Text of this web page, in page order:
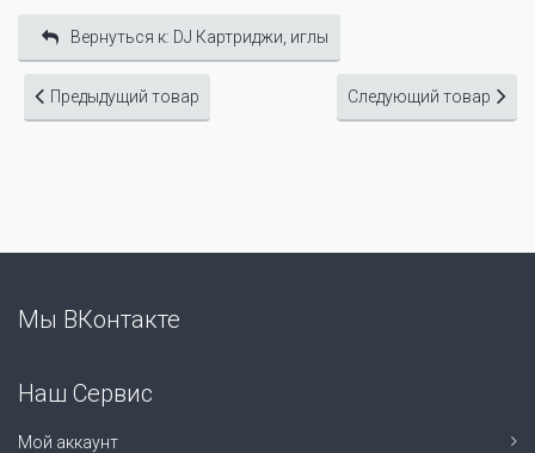
Вернуться к: DJ Картриджи, иглы
Предыдущий товар Следующий товар
Мы ВКонтакте
Наш Сервис
Мой аккаунт